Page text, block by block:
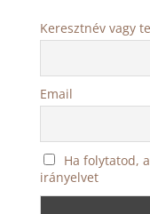
Keresztnév vagy
Email
Ha folytatod,
irányelvet